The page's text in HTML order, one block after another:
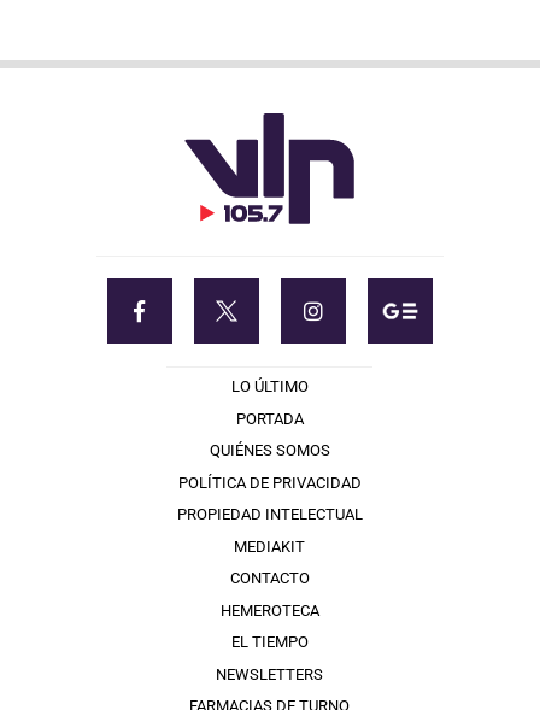
LO ÚLTIMO
PORTADA
QUIÉNES SOMOS
POLÍTICA DE PRIVACIDAD
PROPIEDAD INTELECTUAL
MEDIAKIT
CONTACTO
HEMEROTECA
EL TIEMPO
NEWSLETTERS
FARMACIAS DE TURNO